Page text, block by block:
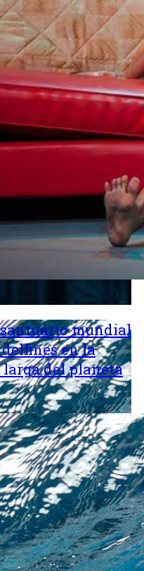
mundial
en la
del planeta